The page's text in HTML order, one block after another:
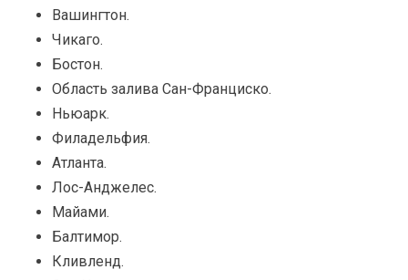
Вашингтон.
Чикаго.
Бостон.
Область залива Сан-Франциско.
Ньюарк.
Филадельфия.
Атланта.
Лос-Анджелес.
Майами.
Балтимор.
Кливленд.